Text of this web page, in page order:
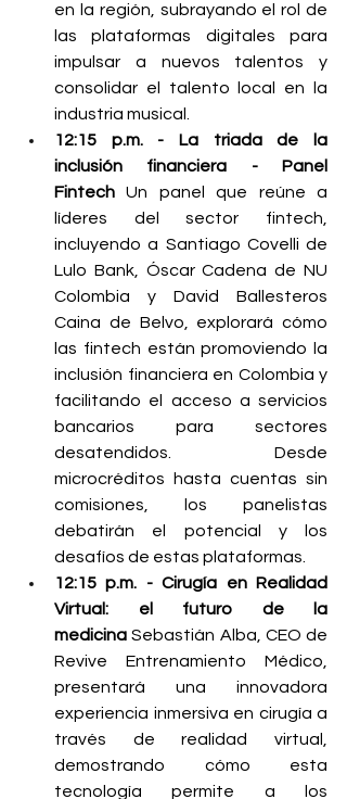
en la región, subrayando el rol de
las plataformas digitales para
impulsar a nuevos talentos y
consolidar el talento local en la
industria musical.
12:15 p.m. - La triada de la
inclusión financiera - Panel
Fintech Un panel que reúne a
líderes del sector fintech,
incluyendo a Santiago Covelli de
Lulo Bank, Óscar Cadena de NU
Colombia y David Ballesteros
Caina de Belvo, explorará cómo
las fintech están promoviendo la
inclusión financiera en Colombia y
facilitando el acceso a servicios
bancarios para sectores
desatendidos. Desde
microcréditos hasta cuentas sin
comisiones, los panelistas
debatirán el potencial y los
desafíos de estas plataformas.
12:15 p.m. - Cirugía en Realidad
Virtual: el futuro de la
medicina Sebastián Alba, CEO de
Revive Entrenamiento Médico,
presentará una innovadora
experiencia inmersiva en cirugía a
través de realidad virtual,
demostrando cómo esta
tecnología permite a los